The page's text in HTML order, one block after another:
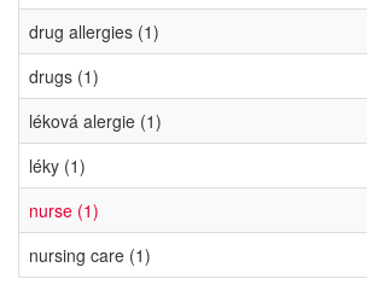
drug allergies (1)
drugs (1)
léková alergie (1)
léky (1)
nurse (1)
nursing care (1)